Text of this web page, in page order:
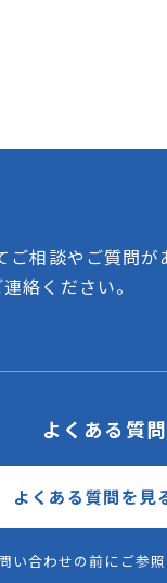
相談やご質問が
絡ください。
よくある質問
よくある質問を見
い合わせの前にご参